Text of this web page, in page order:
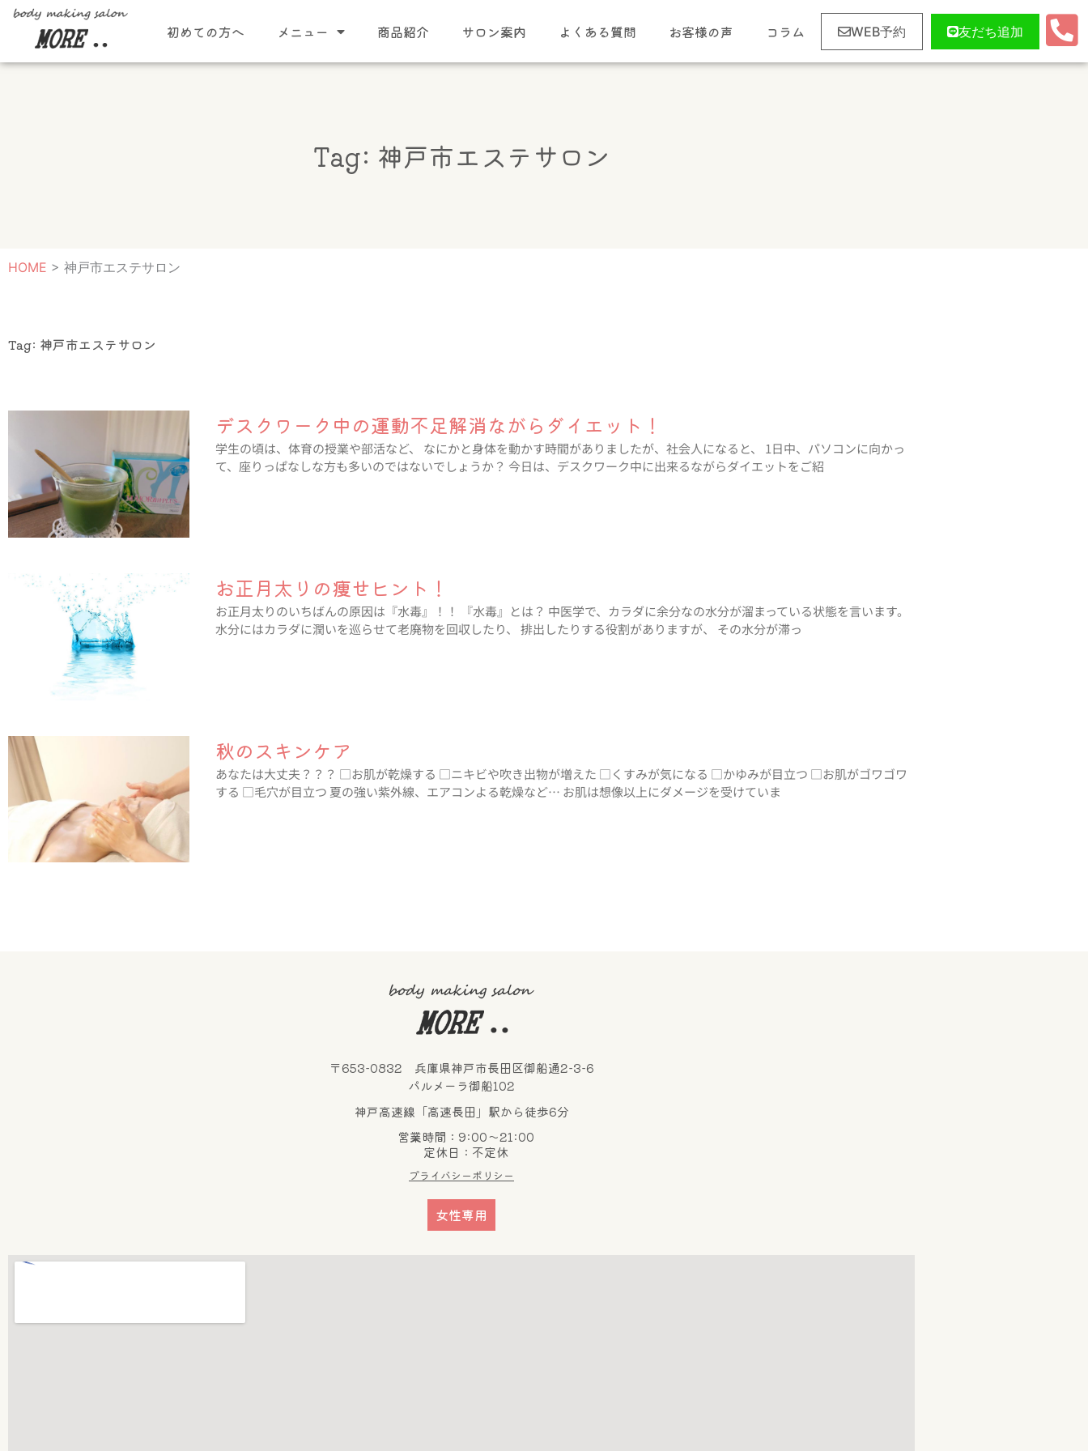
初めての方へ メニュー 商品紹介 サロン案内 よくある質問 お客様の声 コラム WEB予約 友だち追加
Tag: 神戸市エステサロン
HOME > 神戸市エステサロン
Tag: 神戸市エステサロン
デスクワーク中の運動不足解消ながらダイエット！
学生の頃は、体育の授業や部活など、 なにかと身体を動かす時間がありましたが、社会人になると、 1日中、パソコンに向かっ
て、座りっぱなしな方も多いのではないでしょうか？ 今日は、デスクワーク中に出来るながらダイエットをご紹
お正月太りの痩せヒント！
お正月太りのいちばんの原因は『水毒』！！ 『水毒』とは？ 中医学で、カラダに余分なの水分が溜まっている状態を言います。
水分にはカラダに潤いを巡らせて老廃物を回収したり、 排出したりする役割がありますが、 その水分が滞っ
秋のスキンケア
あなたは大丈夫？？？ □お肌が乾燥する □ニキビや吹き出物が増えた □くすみが気になる □かゆみが目立つ □お肌がゴワゴワ
する □毛穴が目立つ 夏の強い紫外線、エアコンよる乾燥など… お肌は想像以上にダメージを受けていま
〒653-0832 兵庫県神戸市長田区御船通2-3-6
パルメーラ御船102
神戸高速線「高速長田」駅から徒歩6分
営業時間：9:00～21:00
定休日：不定休
プライバシーポリシー
女性専用